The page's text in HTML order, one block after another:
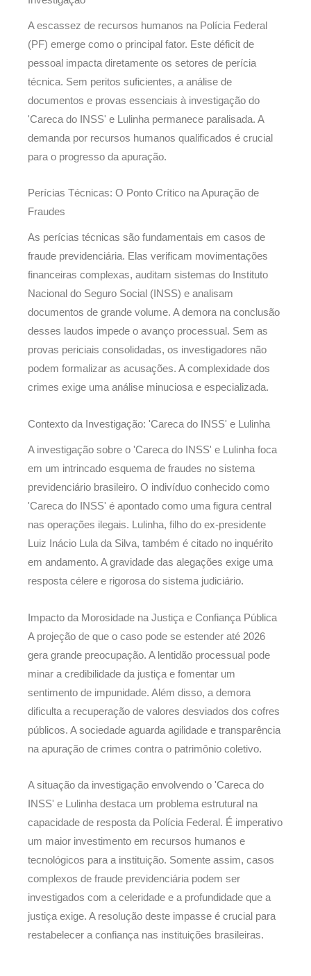
A escassez de recursos humanos na Polícia Federal
(PF) emerge como o principal fator. Este déficit de
pessoal impacta diretamente os setores de perícia
técnica. Sem peritos suficientes, a análise de
documentos e provas essenciais à investigação do
'Careca do INSS' e Lulinha permanece paralisada. A
demanda por recursos humanos qualificados é crucial
para o progresso da apuração.
Perícias Técnicas: O Ponto Crítico na Apuração de
Fraudes
As perícias técnicas são fundamentais em casos de
fraude previdenciária. Elas verificam movimentações
financeiras complexas, auditam sistemas do Instituto
Nacional do Seguro Social (INSS) e analisam
documentos de grande volume. A demora na conclusão
desses laudos impede o avanço processual. Sem as
provas periciais consolidadas, os investigadores não
podem formalizar as acusações. A complexidade dos
crimes exige uma análise minuciosa e especializada.
Contexto da Investigação: 'Careca do INSS' e Lulinha
A investigação sobre o 'Careca do INSS' e Lulinha foca
em um intrincado esquema de fraudes no sistema
previdenciário brasileiro. O indivíduo conhecido como
'Careca do INSS' é apontado como uma figura central
nas operações ilegais. Lulinha, filho do ex-presidente
Luiz Inácio Lula da Silva, também é citado no inquérito
em andamento. A gravidade das alegações exige uma
resposta célere e rigorosa do sistema judiciário.
Impacto da Morosidade na Justiça e Confiança Pública
A projeção de que o caso pode se estender até 2026
gera grande preocupação. A lentidão processual pode
minar a credibilidade da justiça e fomentar um
sentimento de impunidade. Além disso, a demora
dificulta a recuperação de valores desviados dos cofres
públicos. A sociedade aguarda agilidade e transparência
na apuração de crimes contra o patrimônio coletivo.
A situação da investigação envolvendo o 'Careca do
INSS' e Lulinha destaca um problema estrutural na
capacidade de resposta da Polícia Federal. É imperativo
um maior investimento em recursos humanos e
tecnológicos para a instituição. Somente assim, casos
complexos de fraude previdenciária podem ser
investigados com a celeridade e a profundidade que a
justiça exige. A resolução deste impasse é crucial para
restabelecer a confiança nas instituições brasileiras.